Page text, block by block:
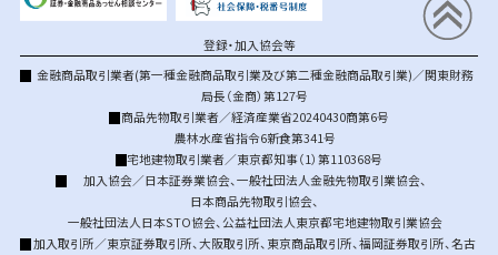
登録・加入協会等
金融商品取引業者(第一種金融商品取引業及び第二種金融商品取引業)／関東財務
局長（金商）第127号
商品先物取引業者／経済産業省20240430商第6号
農林水産省指令6新食第341号
宅地建物取引業者／東京都知事（1）第110368号
加入協会／日本証券業協会、一般社団法人金融先物取引業協会、
日本商品先物取引協会、
一般社団法人日本STO協会、公益社団法人東京都宅地建物取引業協会
加入取引所／東京証券取引所、大阪取引所、 東京商品取引所、福岡証券取引所、名古